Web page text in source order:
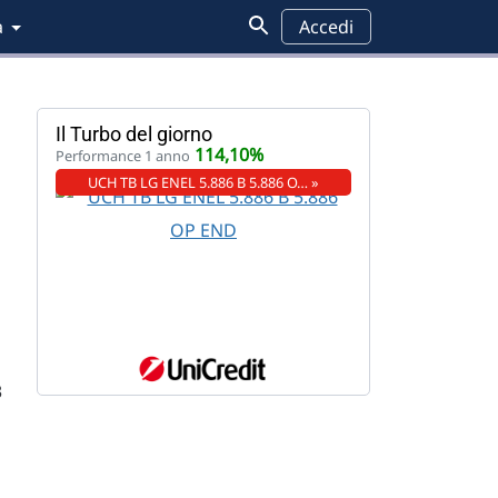
Accedi
Il Turbo del giorno
Performance 1 anno 114,10%
UCH TB LG ENEL 5.886 B 5.886 O… »